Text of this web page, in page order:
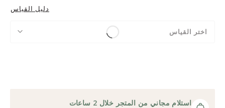
دليل القياس
اختر القياس
استلام مجاني من المتجر خلال 2 ساعات